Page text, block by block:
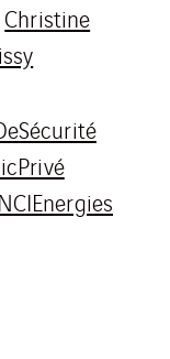
Christine